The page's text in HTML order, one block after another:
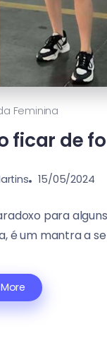
Feminina
ficar de
15/05/2024
para
é um mantra a